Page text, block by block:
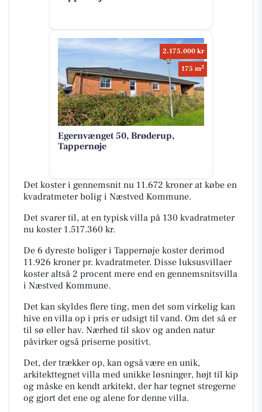
2.175.000 kr
175 m2
Egernvænget 50, Brøderup,
Tappernøje
Det koster i gennemsnit nu 11.672 kroner at købe en
kvadratmeter bolig i Næstved Kommune.
Det svarer til, at en typisk villa på 130 kvadratmeter
nu koster 1.517.360 kr.
De 6 dyreste boliger i Tappernøje koster derimod
11.926 kroner pr. kvadratmeter. Disse luksusvillaer
koster altså 2 procent mere end en gennemsnitsvilla
i Næstved Kommune.
Det kan skyldes flere ting, men det som virkelig kan
hive en villa op i pris er udsigt til vand. Om det så er
til sø eller hav. Nærhed til skov og anden natur
påvirker også priserne positivt.
Det, der trækker op, kan også være en unik,
arkitekttegnet villa med unikke løsninger, højt til kip
og måske en kendt arkitekt, der har tegnet stregerne
og gjort det ene og alene for denne villa.